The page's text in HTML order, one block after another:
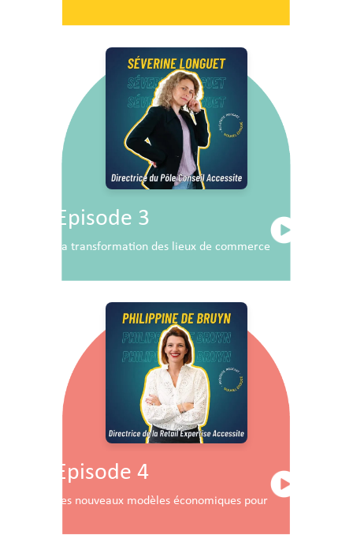
Episode 3
La transformation des lieux de commerce
Episode 4
Les nouveaux modèles économiques pour les centres